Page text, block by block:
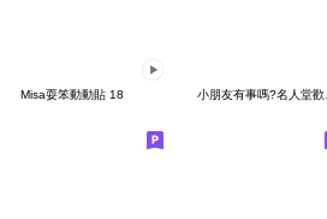
Misa耍笨動動貼 18